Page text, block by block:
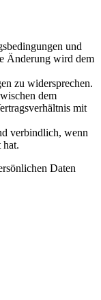
und
Änderung wird dem
zu widersprechen.
dem
mit
verbindlich, wenn
hat.
Daten